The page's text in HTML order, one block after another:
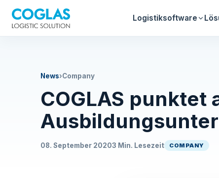
Logistiksoftware
News›Company
COGLAS
08. September 20203 Min. Lesezeit COMPANY